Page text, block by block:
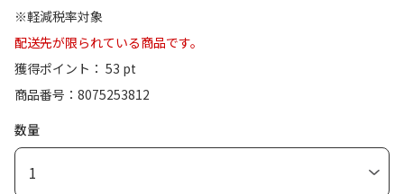
※軽減税率対象
配送先が限られている商品です。
獲得ポイント： 53 pt
商品番号
8075253812
数量
1